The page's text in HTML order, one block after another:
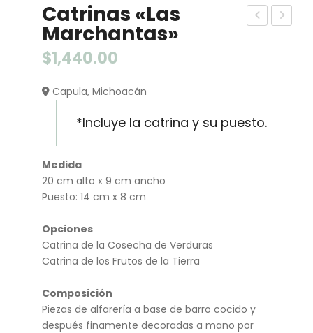
Catrinas «Las
Marchantas»
$1,440.00
Capula, Michoacán
*Incluye la catrina y su puesto.
Medida
20 cm alto x 9 cm ancho
Puesto: 14 cm x 8 cm
Opciones
Catrina de la Cosecha de Verduras
Catrina de los Frutos de la Tierra
Composición
Piezas de alfarería a base de barro cocido y
después finamente decoradas a mano por